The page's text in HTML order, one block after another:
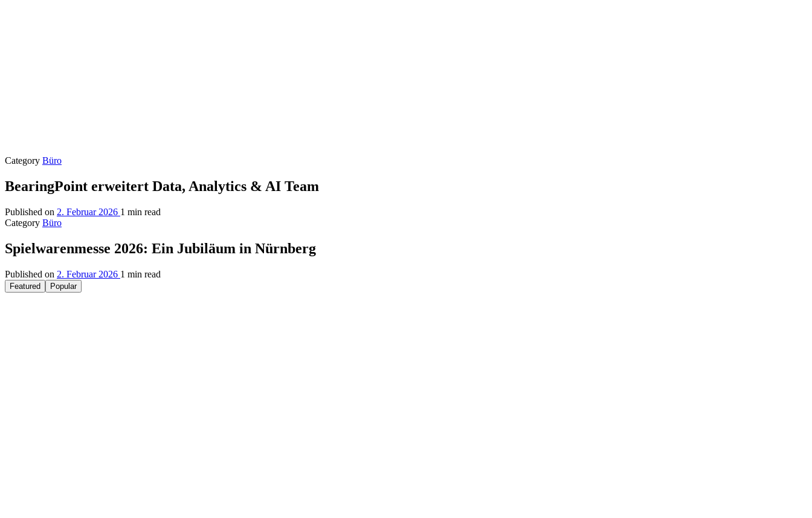
Category Büro
BearingPoint erweitert Data, Analytics & AI Team
Published on 2. Februar 2026 1 min read
Category Büro
Spielwarenmesse 2026: Ein Jubiläum in Nürnberg
Published on 2. Februar 2026 1 min read
Featured Popular